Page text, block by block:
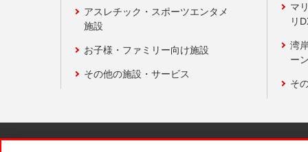
アスレチック・スポーツエンタメ
施設
お子様・ファミリー向け施設
その他の施設・サービス
マ
リ
湾
ー
そ